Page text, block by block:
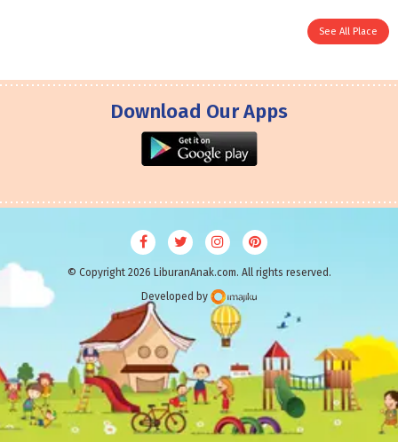
See All Place
Download Our Apps
© Copyright 2026 LiburanAnak.com. All rights reserved.
Developed by